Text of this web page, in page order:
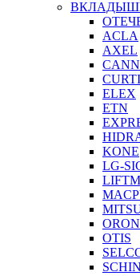
ACLA
AXEL
CURTI
ELEX
ETN
KONE
LG-
OTIS